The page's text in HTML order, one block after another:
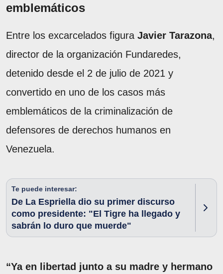
emblemáticos
Entre los excarcelados figura Javier Tarazona,
director de la organización Fundaredes,
detenido desde el 2 de julio de 2021 y
convertido en uno de los casos más
emblemáticos de la criminalización de
defensores de derechos humanos en
Venezuela.
Te puede interesar:
De La Espriella dio su primer discurso
como presidente: "El Tigre ha llegado y
sabrán lo duro que muerde"
“Ya en libertad junto a su madre y hermano